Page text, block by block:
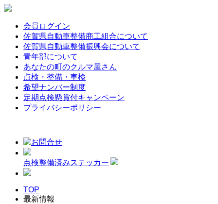
会員ログイン
佐賀県自動車整備商工組合について
佐賀県自動車整備振興会について
青年部について
あなたの町のクルマ屋さん
点検・整備・車検
希望ナンバー制度
定期点検懸賞付キャンペーン
プライバシーポリシー
点検整備済みステッカー
TOP
最新情報